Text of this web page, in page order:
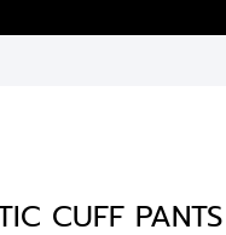
CUFF